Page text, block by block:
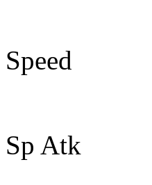
Speed
Sp Atk